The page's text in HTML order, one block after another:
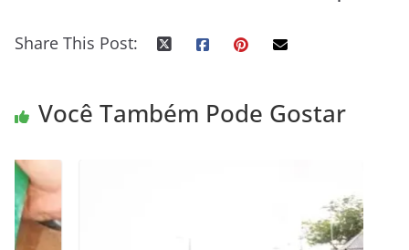
Share This Post:
Você Também Pode Gostar